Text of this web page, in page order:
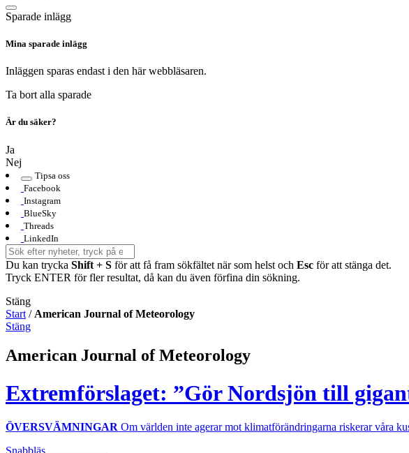
Sparade inlägg
Mina sparade inlägg
Inläggen sparas endast i den här webbläsaren.
Ta bort alla sparade
Är du säker?
Ja
Nej
Tipsa oss
Facebook
Instagram
BlueSky
Threads
LinkedIn
Du kan trycka Shift + S för att få fram sökfältet när som helst och Esc för att stänga det.
Tryck ENTER för fler resultat, då kan du även förfina din sökning.
Stäng
Start / American Journal of Meteorology
Stäng
American Journal of Meteorology
Extremförslaget: ”Gör Nordsjön till
ÖVERSVÄMNINGAR Om världen inte agerar mot klimatförändringarna riskerar våra